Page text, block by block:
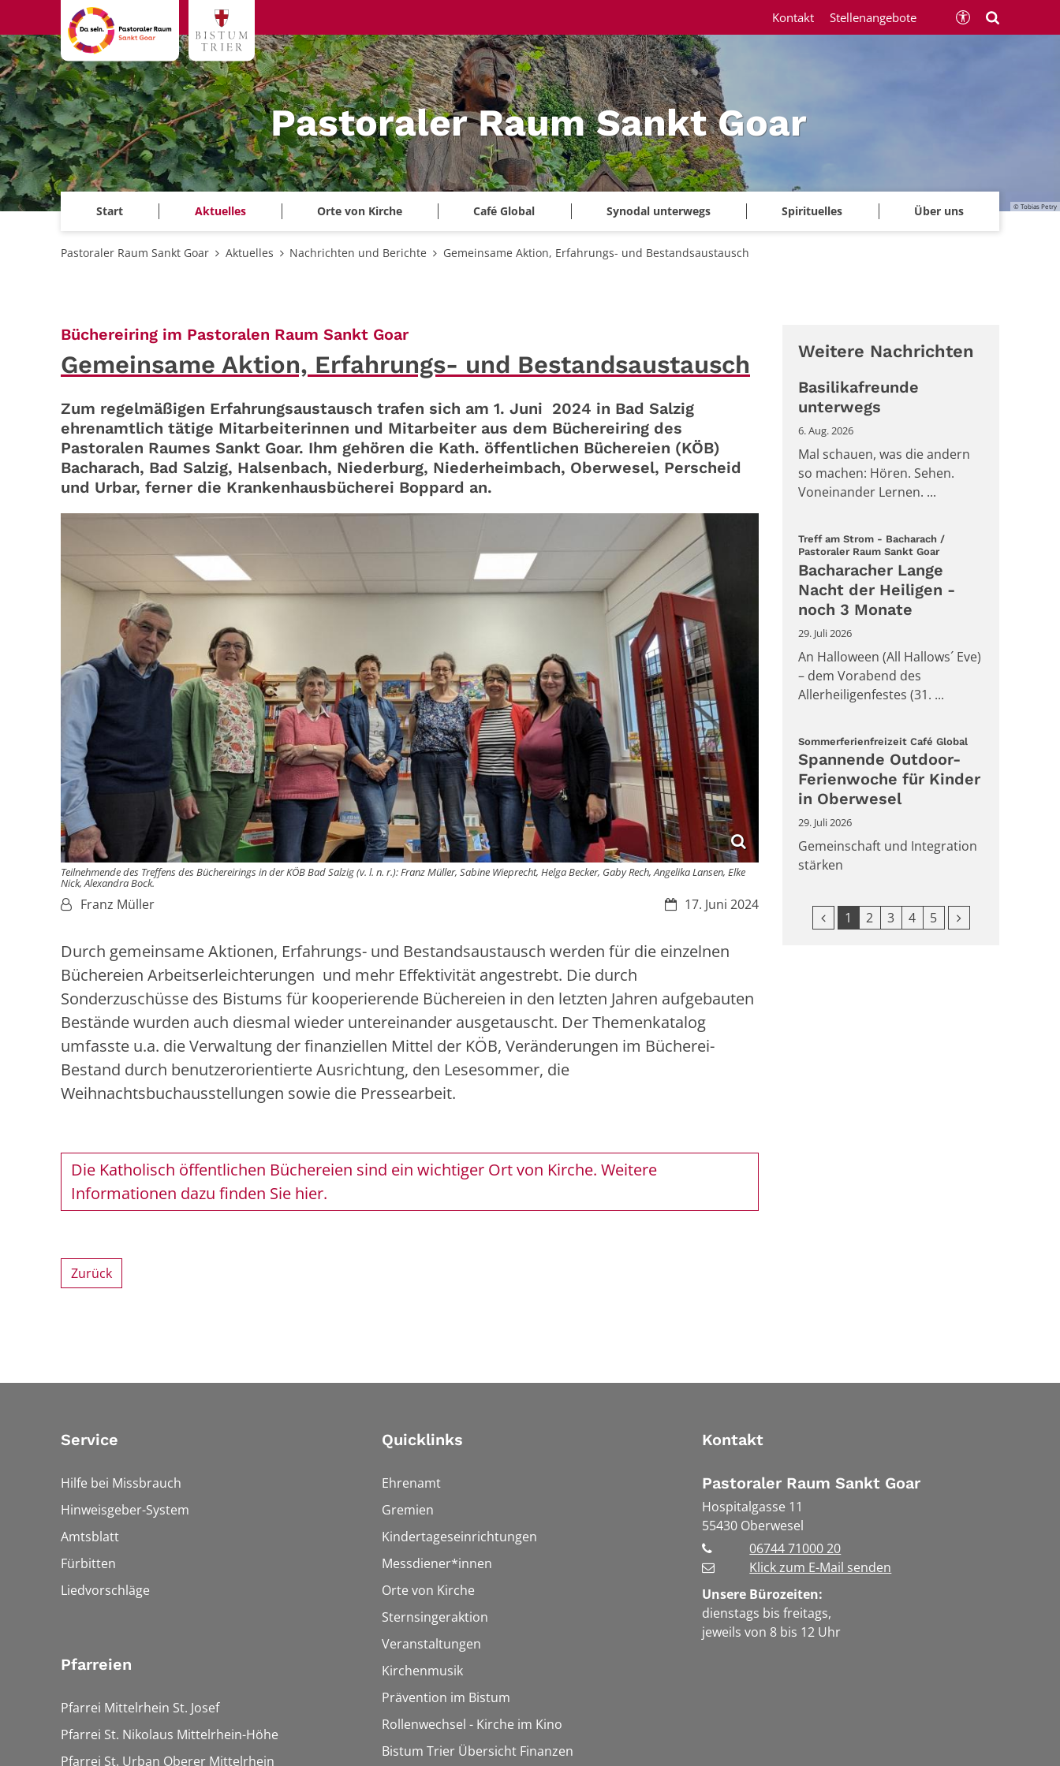
Zum Inhalt springen
© Tobias Petry
Pastoraler Raum Sankt Goar
Start Aktuelles Orte von Kirche Café Global Synodal unterwegs Spirituelles Über uns
Kontakt Stellenangebote
Pastoraler Raum Sankt Goar Aktuelles Nachrichten und Berichte Gemeinsame Aktion, Erfahrungs- und Bestandsaustausch
Büchereiring im Pastoralen Raum Sankt Goar:
Gemeinsame Aktion, Erfahrungs- und Bestandsaustausch
Zum regelmäßigen Erfahrungsaustausch trafen sich am 1. Juni 2024 in Bad Salzig
ehrenamtlich tätige Mitarbeiterinnen und Mitarbeiter aus dem Büchereiring des
Pastoralen Raumes Sankt Goar. Ihm gehören die Kath. öffentlichen Büchereien (KÖB)
Bacharach, Bad Salzig, Halsenbach, Niederburg, Niederheimbach, Oberwesel, Perscheid
und Urbar, ferner die Krankenhausbücherei Boppard an.
Teilnehmende des Treffens des Büchereirings in der KÖB Bad Salzig (v. l. n. r.): Franz Müller, Sabine Wieprecht, Helga Becker, Gaby Rech, Angelika Lansen, Elke
Nick, Alexandra Bock.
Datum:17. Juni 2024
Von:Franz Müller
Durch gemeinsame Aktionen, Erfahrungs- und Bestandsaustausch werden für die einzelnen
Büchereien Arbeitserleichterungen und mehr Effektivität angestrebt. Die durch
Sonderzuschüsse des Bistums für kooperierende Büchereien in den letzten Jahren aufgebauten
Bestände wurden auch diesmal wieder untereinander ausgetauscht. Der Themenkatalog
umfasste u.a. die Verwaltung der finanziellen Mittel der KÖB, Veränderungen im Bücherei-
Bestand durch benutzerorientierte Ausrichtung, den Lesesommer, die
Weihnachtsbuchausstellungen sowie die Pressearbeit.
Die Katholisch öffentlichen Büchereien sind ein wichtiger Ort von Kirche. Weitere
Informationen dazu finden Sie hier.
Zurück
Weitere Nachrichten
Basilikafreunde
unterwegs
6. Aug. 2026
Mal schauen, was die andern
so machen: Hören. Sehen.
Voneinander Lernen. ...
Treff am Strom - Bacharach /
Pastoraler Raum Sankt Goar:
Bacharacher Lange
Nacht der Heiligen -
noch 3 Monate
29. Juli 2026
An Halloween (All Hallows´ Eve)
– dem Vorabend des
Allerheiligenfestes (31. ...
Sommerferienfreizeit Café Global
Spannende Outdoor-
Ferienwoche für Kinder
in Oberwesel
29. Juli 2026
Gemeinschaft und Integration
stärken
Vorherige Seite
1 2 3 4 5 Nächste Seite
Service
Hilfe bei Missbrauch
Hinweisgeber-System
Amtsblatt
Fürbitten
Liedvorschläge
Pfarreien
Pfarrei Mittelrhein St. Josef
Pfarrei St. Nikolaus Mittelrhein-Höhe
Pfarrei St. Urban Oberer Mittelrhein
Quicklinks
Ehrenamt
Gremien
Kindertageseinrichtungen
Messdiener*innen
Orte von Kirche
Sternsingeraktion
Veranstaltungen
Kirchenmusik
Prävention im Bistum
Rollenwechsel - Kirche im Kino
Bistum Trier Übersicht Finanzen
Kontakt
Pastoraler Raum Sankt Goar
Hospitalgasse 11
55430 Oberwesel
06744 71000 20
Klick zum E-Mail senden
Unsere Bürozeiten:
dienstags bis freitags,
jeweils von 8 bis 12 Uhr